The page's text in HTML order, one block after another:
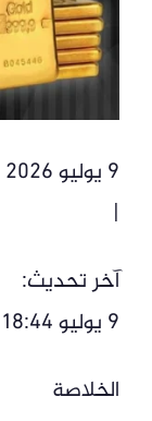
9 يوليو 2026 18:38 مساء
|
آخر تحديث:
9 يوليو 18:44 2026
الخلاصة